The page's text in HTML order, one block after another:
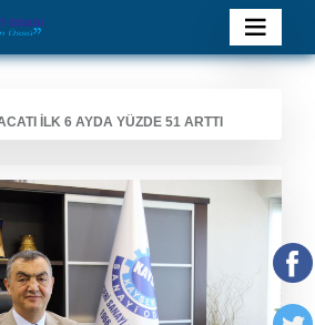
İLK 6 AYDA YÜZDE 51 ARTTI